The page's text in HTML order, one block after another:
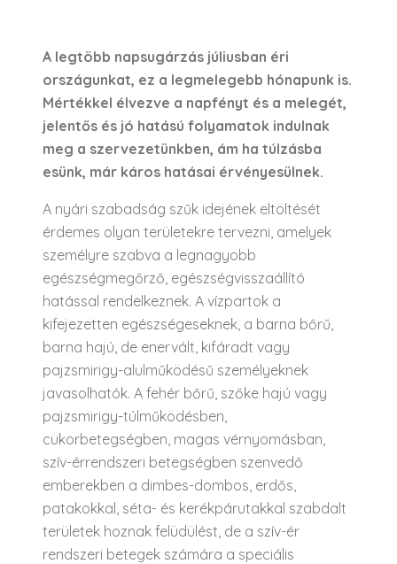
A legtöbb napsugárzás júliusban éri
országunkat, ez a legmelegebb hónapunk is.
Mértékkel élvezve a napfényt és a melegét,
jelentős és jó hatású folyamatok indulnak
meg a szervezetünkben, ám ha túlzásba
esünk, már káros hatásai érvényesülnek.
A nyári szabadság szűk idejének eltöltését
érdemes olyan területekre tervezni, amelyek
személyre szabva a legnagyobb
egészségmegőrző, egészségvisszaállító
hatással rendelkeznek. A vízpartok a
kifejezetten egészségeseknek, a barna bőrű,
barna hajú, de enervált, kifáradt vagy
pajzsmirigy-alulműködésű személyeknek
javasolhatók. A fehér bőrű, szőke hajú vagy
pajzsmirigy-túlműködésben,
cukorbetegségben, magas vérnyomásban,
szív-érrendszeri betegségben szenvedő
emberekben a dimbes-dombos, erdős,
patakokkal, séta- és kerékpárutakkal szabdalt
területek hoznak felüdülést, de a szív-ér
rendszeri betegek számára a speciális